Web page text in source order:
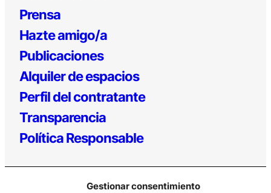
Gestionar consentimiento
Prensa
Hazte amigo/a
Publicaciones
Alquiler de espacios
Perfil del contratante
Transparencia
Política Responsable